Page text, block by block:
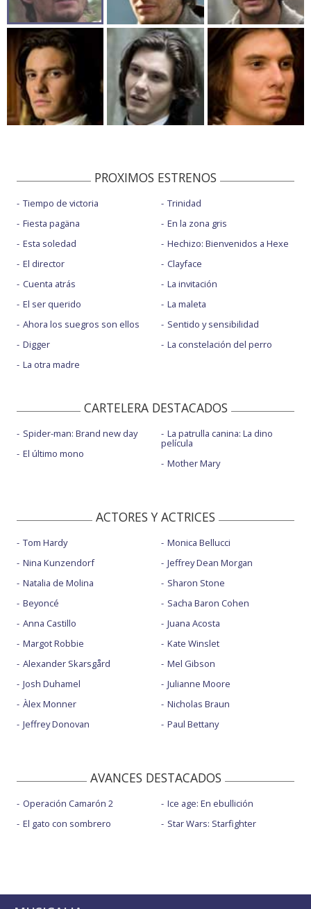
PROXIMOS ESTRENOS
Tiempo de victoria
Fiesta pagäna
Esta soledad
El director
Cuenta atrás
El ser querido
Ahora los suegros son ellos
Digger
La otra madre
Trinidad
En la zona gris
Hechizo: Bienvenidos a Hexe
Clayface
La invitación
La maleta
Sentido y sensibilidad
La constelación del perro
CARTELERA DESTACADOS
Spider-man: Brand new day
El último mono
La patrulla canina: La dino
película
Mother Mary
ACTORES Y ACTRICES
Tom Hardy
Nina Kunzendorf
Natalia de Molina
Beyoncé
Anna Castillo
Margot Robbie
Alexander Skarsgård
Josh Duhamel
Àlex Monner
Jeffrey Donovan
Monica Bellucci
Jeffrey Dean Morgan
Sharon Stone
Sacha Baron Cohen
Juana Acosta
Kate Winslet
Mel Gibson
Julianne Moore
Nicholas Braun
Paul Bettany
AVANCES DESTACADOS
Operación Camarón 2
El gato con sombrero
Ice age: En ebullición
Star Wars: Starfighter